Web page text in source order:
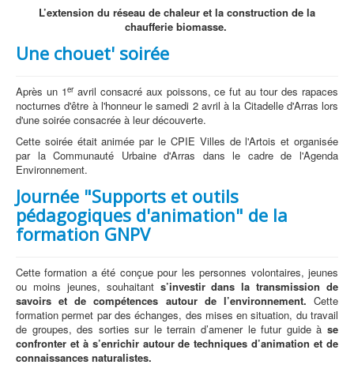
L’extension du réseau de chaleur et la construction de la
chaufferie biomasse.
Une chouet' soirée
Après un 1eravril consacré aux poissons, ce fut au tour des rapaces
nocturnes d'être à l'honneur le samedi 2 avril à la Citadelle d'Arras lors
d'une soirée consacrée à leur découverte.
Cette soirée était animée par le CPIE Villes de l'Artois et organisée
par la Communauté Urbaine d'Arras dans le cadre de l'Agenda
Environnement.
Journée "Supports et outils
pédagogiques d'animation" de la
formation GNPV
Cette formation a été conçue pour les personnes volontaires, jeunes
ou moins jeunes, souhaitant s’investir dans la transmission de
savoirs et de compétences autour de l’environnement. Cette
formation permet par des échanges, des mises en situation, du travail
de groupes, des sorties sur le terrain d’amener le futur guide à se
confronter et à s’enrichir autour de techniques d’animation et de
connaissances naturalistes.